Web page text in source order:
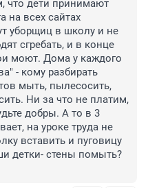
что дети принимают
на всех сайтах
уборщиц в школу и не
сгребать, и в конце
моют. Дома у каждого
- кому разбирать
мыть, пылесосить,
Ни за что не платим,
добры. А то в 3
на уроке труда не
вставить и пуговицу
детки- стены помыть?